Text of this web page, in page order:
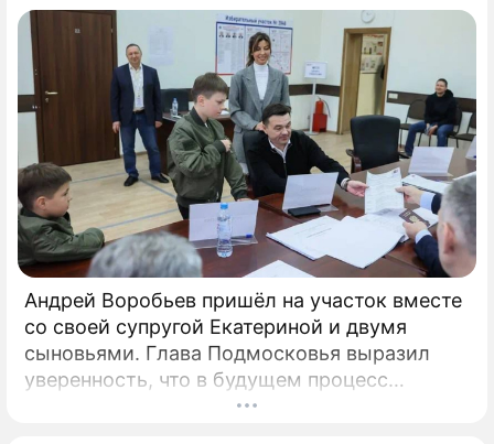
Андрей Воробьев пришёл на участок вместе
со своей супругой Екатериной и двумя
сыновьями. Глава Подмосковья выразил
уверенность, что в будущем процесс
голосования продолжит